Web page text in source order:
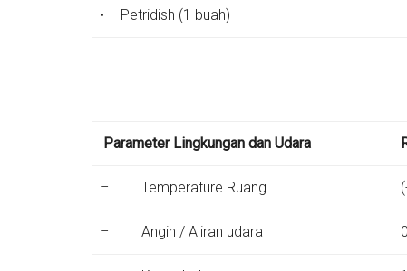
• Petridish (1 buah)
Parameter Lingkungan dan Udara
– Temperature Ruang
– Angin / Aliran udara